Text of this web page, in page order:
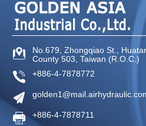
No.679, Zhongqiao St
County 503 Taiwan (R.O.C.)
+886-4-7878772
+886-4-7878711